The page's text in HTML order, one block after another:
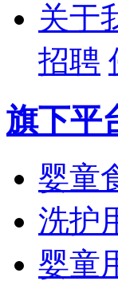
关于
招聘
旗下平
婴童
洗护
婴童